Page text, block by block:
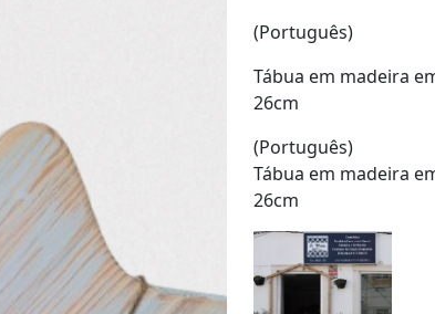
(Português)
Tábua em madeira
26cm
(Português)
Tábua em madeira
26cm